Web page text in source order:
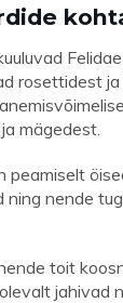
rosettidest
mägedest.
peamiselt
ning nende
toit
jahivad